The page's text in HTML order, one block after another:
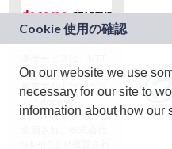
ドコモグループの新
規事業創出プログラ
ム「docomo
STARTUP」を通じて
On our website we use
necessary for our site to
information about how our